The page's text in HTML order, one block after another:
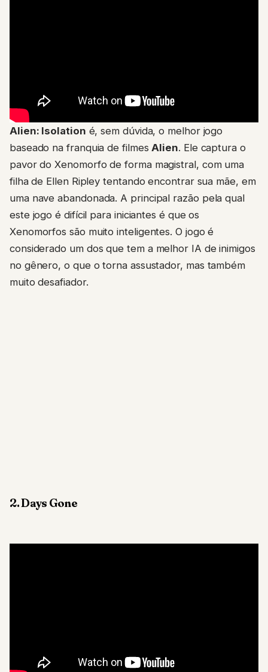
Alien: Isolation é, sem dúvida, o melhor jogo
baseado na franquia de filmes Alien. Ele captura o
pavor do Xenomorfo de forma magistral, com uma
filha de Ellen Ripley tentando encontrar sua mãe, em
uma nave abandonada. A principal razão pela qual
este jogo é difícil para iniciantes é que os
Xenomorfos são muito inteligentes. O jogo é
considerado um dos que tem a melhor IA de inimigos
no gênero, o que o torna assustador, mas também
muito desafiador.
2. Days Gone